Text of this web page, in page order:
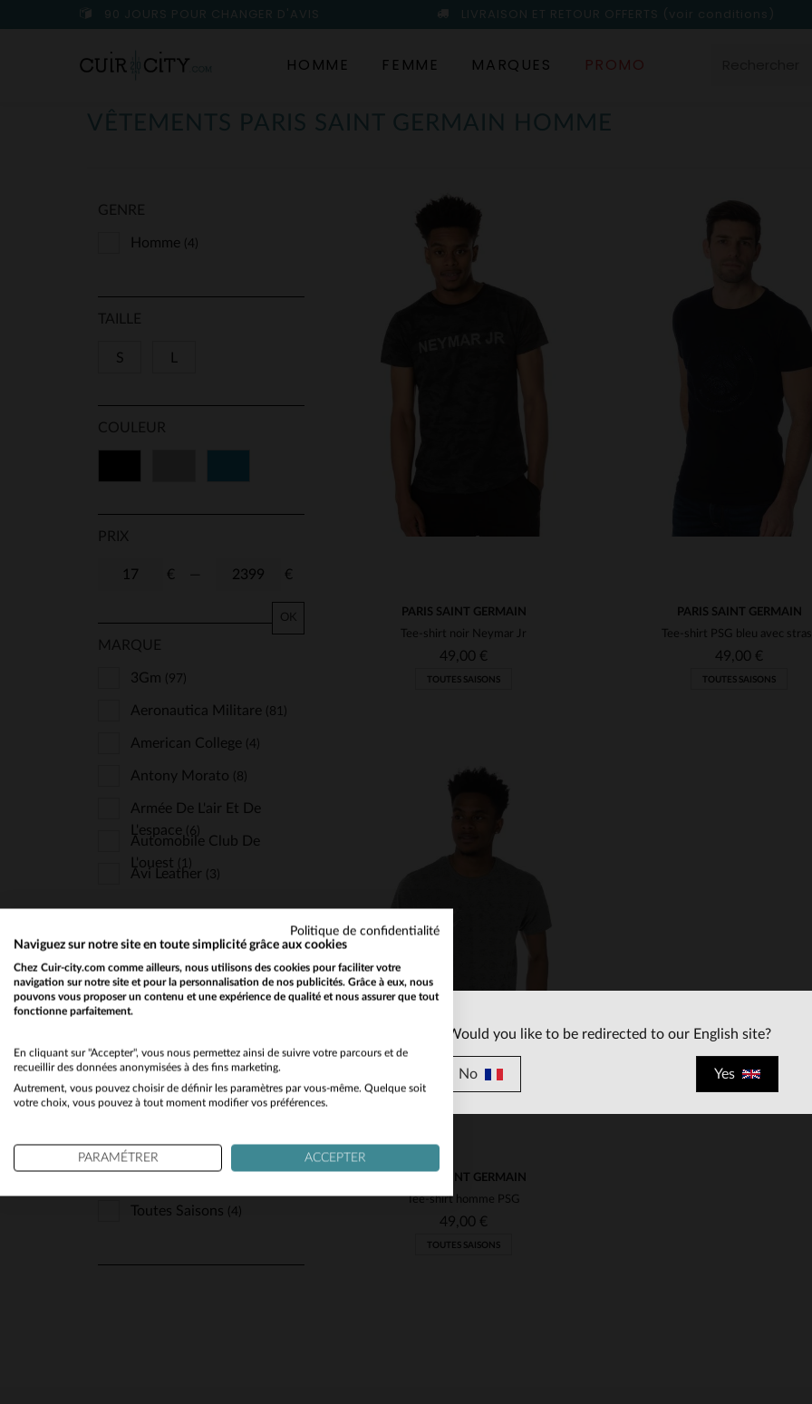
90 JOURS POUR CHANGER D'AVIS LIVRAISON ET RETOUR OFFERTS (voir conditions)
HOMME FEMME MARQUES PROMO
VÊTEMENTS PARIS SAINT GERMAIN HOMME
GENRE
Homme (4)
TAILLE
S
COULEUR
PRIX
€ €
OK
MARQUE
3Gm (97)
Aeronautica Militare (81)
American College (4)
Antony Morato (8)
Armée De L'air Et De
L'espace
(6)
Automobile Club De
L'ouest
(1)
Avi Leather (3)
Aéro-Design(1)
Buco(30)
Bugatti(2)
Capslab
Cityzen (84)
Classic Legend Motors
Cuir-City(2)
Daytona
Freaky Nation(4)
MATIÈRE
Textile(4)
COUPE
Regular (3)
Toutes Saisons (4)
PARIS SAINT GERMAIN
Tee-shirt noir Neymar Jr
49,00 €
TOUTES SAISONS
PARIS SAINT GERMAIN
Tee-shirt PSG bleu avec
49,00 €
TOUTES SAISONS
PARIS SAINT GERMAIN
Tee-shirt homme PSG
49,00 €
TOUTES SAISONS
Would you like to be redirected to our English site?
No Yes
Politique de confidentialité
Naviguez sur notre site en toute simplicité grâce aux cookies
Chez Cuir-city.com comme ailleurs, nous utilisons des cookies pour faciliter votre
navigation sur notre site et pour la personnalisation de nos publicités. Grâce à eux, nous
pouvons vous proposer un contenu et une expérience de qualité et nous assurer que tout
fonctionne parfaitement.
En cliquant sur "Accepter", vous nous permettez ainsi de suivre votre parcours et de
recueillir des données anonymisées à des fins marketing.
Autrement, vous pouvez choisir de définir les paramètres par vous-même. Quelque soit
votre choix, vous pouvez à tout moment modifier vos préférences.
PARAMÉTRER ACCEPTER